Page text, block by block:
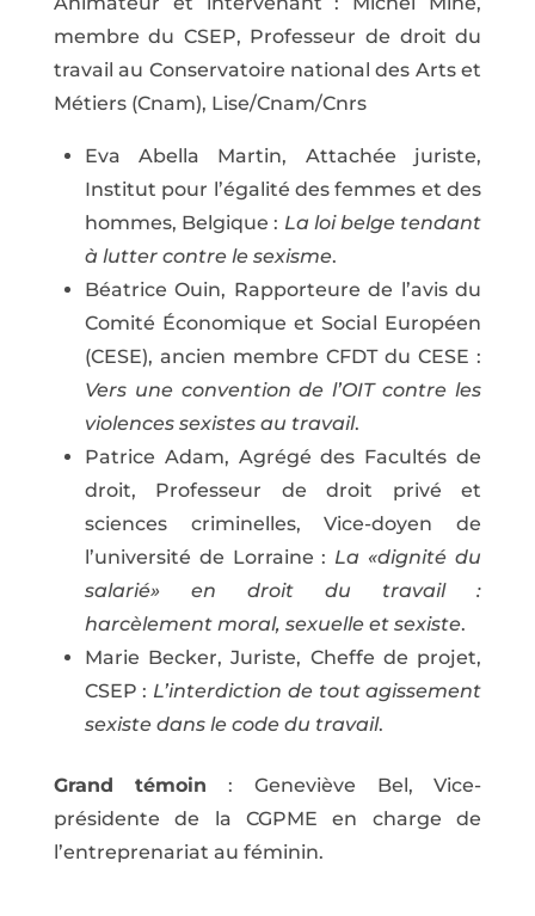
membre du CSEP, Professeur de droit du
travail au Conservatoire national des Arts et
Métiers (Cnam), Lise/Cnam/Cnrs
Eva Abella Martin, Attachée juriste,
Institut pour l’égalité des femmes et des
hommes, Belgique : La loi belge tendant
à lutter contre le sexisme.
Béatrice Ouin, Rapporteure de l’avis du
Comité Économique et Social Européen
(CESE), ancien membre CFDT du CESE :
Vers une convention de l’OIT contre les
violences sexistes au travail.
Patrice Adam, Agrégé des Facultés de
droit, Professeur de droit privé et
sciences criminelles, Vice-doyen de
l’université de Lorraine : La «dignité du
salarié» en droit du travail :
harcèlement moral, sexuelle et sexiste.
Marie Becker, Juriste, Cheffe de projet,
CSEP : L’interdiction de tout agissement
sexiste dans le code du travail.
Grand témoin : Geneviève Bel, Vice-
présidente de la CGPME en charge de
l’entreprenariat au féminin.